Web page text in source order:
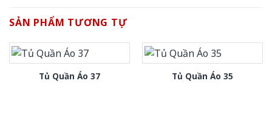
SẢN PHẨM TƯƠNG TỰ
Tủ Quần Áo 37 Tủ Quần Áo 35